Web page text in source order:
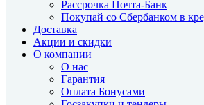
Рассрочка Почта-Банк
Покупай со Сбербанком в
Доставка
Акции и скидки
О компании
О нас
Гарантия
Оплата Бонусами